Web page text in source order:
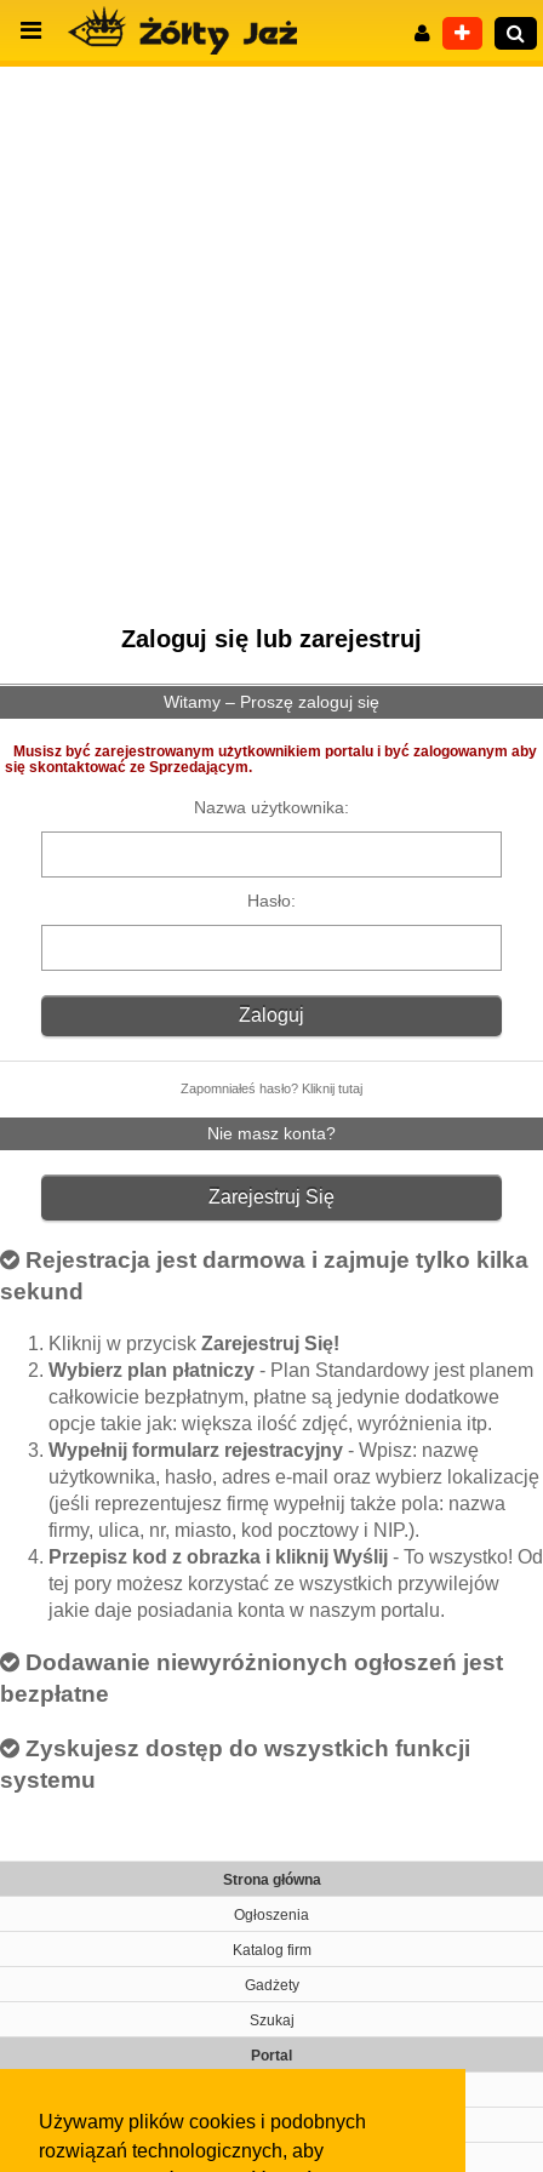
Używamy plików cookies i podobnych
rozwiązań technologicznych, aby
Zaloguj się lub zarejestruj
Witamy – Proszę zaloguj się
Musisz być zarejestrowanym użytkownikiem portalu i być zalogowanym aby
się skontaktować ze Sprzedającym.
Nazwa użytkownika:
Hasło:
Zapomniałeś hasło? Kliknij tutaj
Nie masz konta?
Zarejestruj Się
Rejestracja jest darmowa i zajmuje tylko kilka
sekund
Kliknij w przycisk Zarejestruj Się!
Wybierz plan płatniczy - Plan Standardowy jest planem
całkowicie bezpłatnym, płatne są jedynie dodatkowe
opcje takie jak: większa ilość zdjęć, wyróżnienia itp.
Wypełnij formularz rejestracyjny - Wpisz: nazwę
użytkownika, hasło, adres e-mail oraz wybierz lokalizację
(jeśli reprezentujesz firmę wypełnij także pola: nazwa
firmy, ulica, nr, miasto, kod pocztowy i NIP.).
Przepisz kod z obrazka i kliknij Wyślij - To wszystko! Od
tej pory możesz korzystać ze wszystkich przywilejów
jakie daje posiadania konta w naszym portalu.
Dodawanie niewyróżnionych ogłoszeń jest
bezpłatne
Zyskujesz dostęp do wszystkich funkcji
systemu
Strona główna
Ogłoszenia
Katalog firm
Gadżety
Szukaj
Portal
Kontakt
Regulamin